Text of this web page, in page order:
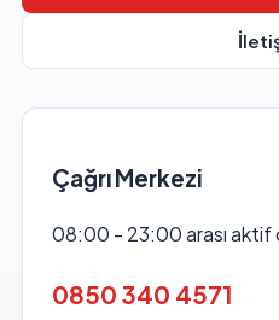
Çağrı Merkezi
08:00 - 23:00 arası aktif
0850 340 4571